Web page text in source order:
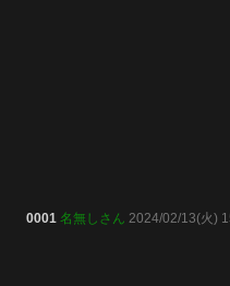
0001 名無しさん 2024/02/13(火)